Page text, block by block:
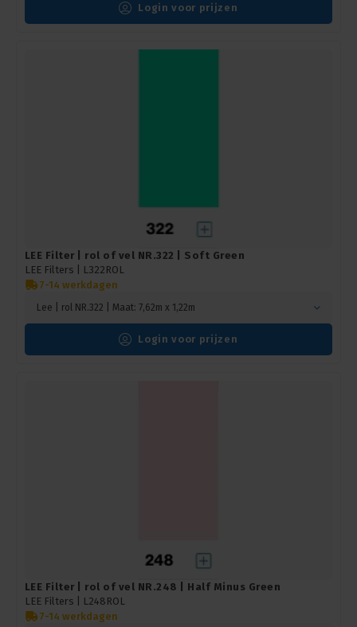
Login voor prijzen
LEE Filter | rol of vel NR.322 | Soft Green
LEE Filters |
L322ROL
7-14 werkdagen
Lee | rol NR.322 | Maat: 7,62m x 1,22m
Login voor prijzen
LEE Filter | rol of vel NR.248 | Half Minus Green
LEE Filters |
L248ROL
7-14 werkdagen